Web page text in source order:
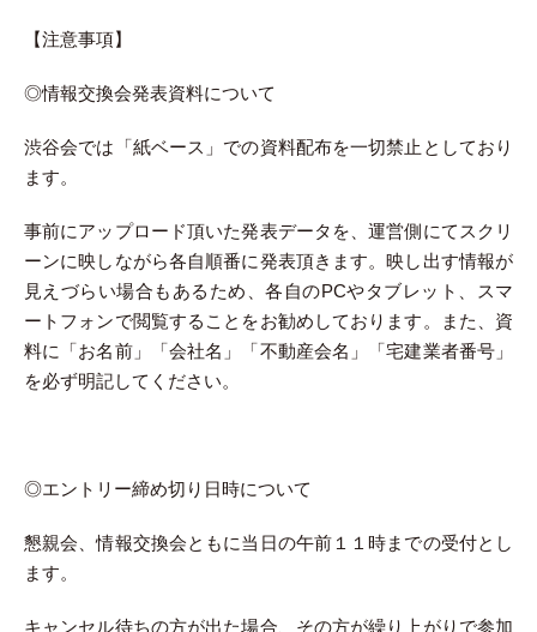
【注意事項】
◎情報交換会発表資料について
渋谷会では「紙ベース」での資料配布を一切禁止としており
ます。
事前にアップロード頂いた発表データを、運営側にてスクリ
ーンに映しながら各自順番に発表頂きます。映し出す情報が
見えづらい場合もあるため、各自のPCやタブレット、スマ
ートフォンで閲覧することをお勧めしております。また、資
料に「お名前」「会社名」「不動産会名」「宅建業者番号」
を必ず明記してください。
◎エントリー締め切り日時について
懇親会、情報交換会ともに当日の午前１１時までの受付とし
ます。
キャンセル待ちの方が出た場合、その方が繰り上がりで参加